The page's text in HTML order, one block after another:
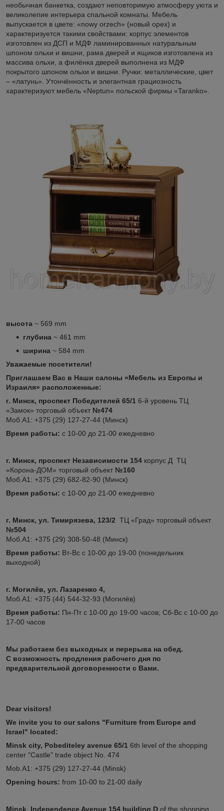
необычная банкетка, создают неповторимую атмосферу уюта и
великолепие интерьера спальной комнаты. Мебель
выпускается в цвете: «nowy orzech» (новый орех) и
характеризуется такими свойствами: корпус элементов
изготовлен из ДСП и МДФ ламинированных натуральным
шпоном ольхи и вишни, рама дверей и ящиков изготовлена из
массива ольхи, а филёнка дверей выполнена из МДФ
покрытого шпоном ольхи и вишни. Ручки: металлические, цвет
– «латунь». Утончённость и элегантная грациозность
характеризуют мебель «Neptun» польской фирмы «Taranko».
высота ~ 569 mm
глубина ~ 461 mm
ширина ~ 584 mm
Уважаемые посетители!
Приглашаем Вас в Наши салоны «Мебель из Европы и
Израиля» расположенные:
г. Минск, проспект Победителей 65/1 6-й уровень ТЦ
«Замок» торговый объект №474
Моб.А1: +375 (29) 127-27-44 (Минск)
Время работы: с 10-00 до 21-00 ежедневно
г. Минск, проспект Независимости 154 корпус Д ТЦ
«Корона-ДОМ» торговый объект №160
Моб.А1: +375 (29) 682-82-90 (Минск)
Время работы: с 10-00 до 21-00 ежедневно
г. Минск, ул. Тимирязева, 123/2 ТЦ «Град» торговый объект
№504
Моб.А1: +375 (29) 308-50-48 (Минск)
Время работы: Вт-Вс с 10-00 до 19-00 (понедельник
выходной)
г. Могилёв, ул. Лазаренко 4,
Моб.А1: +375 (44) 544-32-93 (Могилёв)
Время работы: Пн-Пт с 10-00 до 19-00 часов; Сб-Вс с 10-00 до
17-00 часов
Мы работаем без выходных и перерыва на обед.
С возможность продления рабочего дня по
предварительной договоренности с Вами.
Dear visitors!
We invite you to our salons "Furniture from Europe and
Israel" located:
Minsk city, Pobediteley avenue 65/1 6th level of the shopping
center "Castle" trade object No. 474
Mob.A1: +375 (29) 127-27-44 (Minsk)
Opening hours: from 10-00 to 21-00 daily
Minsk, Independence Avenue 154 building D of the shopping